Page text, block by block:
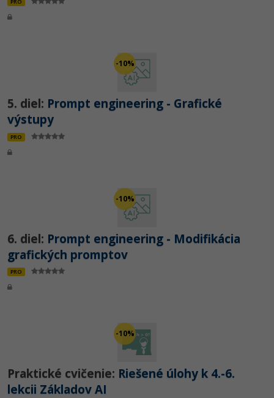
-10%
5. diel: Prompt engineering - Grafické
výstupy
PRO
-10%
6. diel: Prompt engineering - Modifikácia
grafických promptov
PRO
-10%
Praktické cvičenie: Riešené úlohy k 4.-6.
lekcii Základov AI